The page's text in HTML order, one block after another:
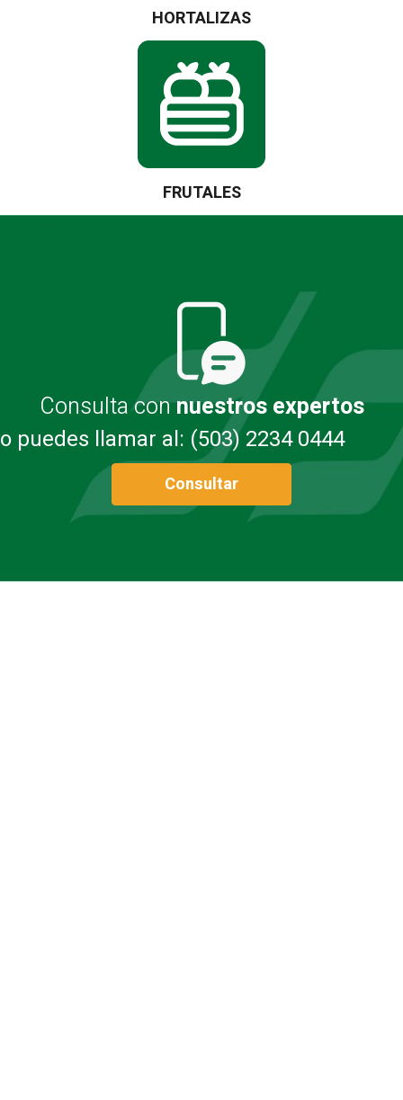
HORTALIZAS
FRUTALES
Consulta connuestros expertos
o puedes llamar al: (503) 2234 0444
Consultar